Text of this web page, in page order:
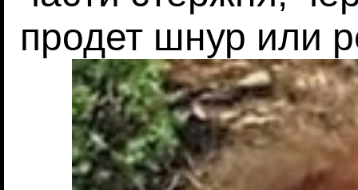
продет шнур или